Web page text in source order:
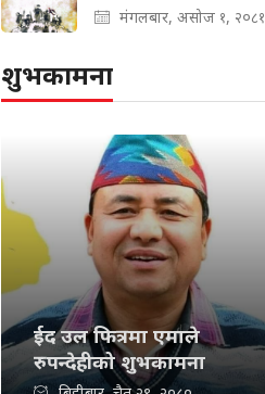
मंगलबार, असोज १, २०८१
शुभकामना
ईद उल फित्रमा एमाले
रुपन्देहीको शुभकामना